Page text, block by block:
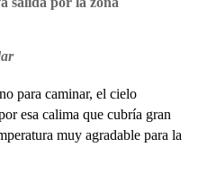
para caminar, el cielo
esa calima que cubría gran
muy agradable para la